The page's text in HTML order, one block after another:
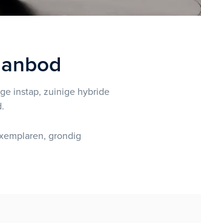
instap, zuinige hybride
grondig